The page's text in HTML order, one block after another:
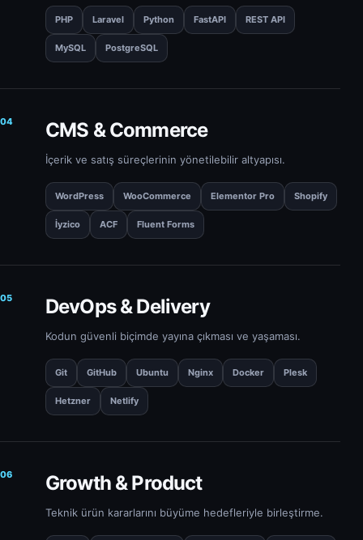
PHP Laravel Python FastAPI REST API
MySQL PostgreSQL
04 CMS & Commerce
İçerik ve satış süreçlerinin yönetilebilir altyapısı.
WordPress WooCommerce Elementor Pro Shopify
İyzico ACF Fluent Forms
05 DevOps & Delivery
Kodun güvenli biçimde yayına çıkması ve yaşaması.
Git GitHub Ubuntu Nginx Docker Plesk
Hetzner Netlify
06 Growth & Product
Teknik ürün kararlarını büyüme hedefleriyle birleştirme.